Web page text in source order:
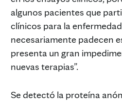
algunos pacientes que
clínicos para la
necesariamente padecen
presenta un gran
nuevas terapias”.
Se detectó la proteína